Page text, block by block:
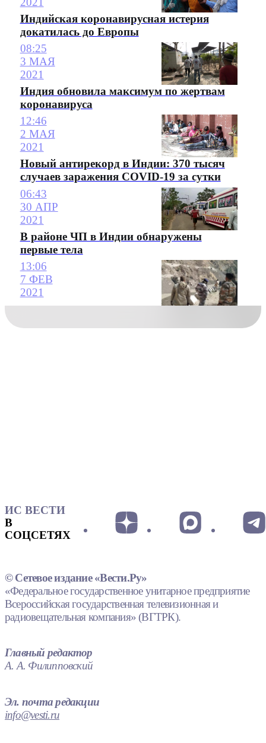
Индийская коронавирусная истерия
докатилась до Европы
08:25
3 МАЯ
2021
Индия обновила максимум по жертвам
коронавируса
12:46
2 МАЯ
2021
Новый антирекорд в Индии: 370 тысяч
случаев заражения COVID-19 за сутки
06:43
30 АПР
2021
В районе ЧП в Индии обнаружены
первые тела
13:06
7 ФЕВ
2021
ИС ВЕСТИ
В
СОЦСЕТЯХ
© Сетевое издание «Вести.Ру»
«Федеральное государственное унитарное предприятие
Всероссийская государственная телевизионная и
радиовещательная компания» (ВГТРК).
Главный редактор
А. А. Филипповский
Эл. почта редакции
info@vesti.ru